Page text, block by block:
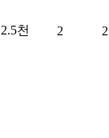
2.5천 2 2